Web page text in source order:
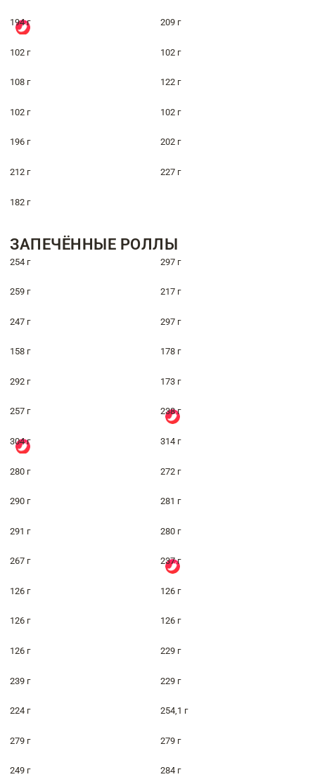
194 г 209 г
102 г 102 г
108 г 122 г
102 г 102 г
196 г 202 г
212 г 227 г
182 г
ЗАПЕЧЁННЫЕ РОЛЛЫ
254 г 297 г
259 г 217 г
247 г 297 г
158 г 178 г
292 г 173 г
257 г 238 г
304 г 314 г
280 г 272 г
290 г 281 г
291 г 280 г
267 г 237 г
126 г 126 г
126 г 126 г
126 г 229 г
239 г 229 г
224 г 254,1 г
279 г 279 г
249 г 284 г